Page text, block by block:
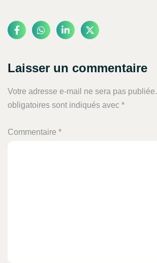
Laisser un commentaire
Votre adresse e-mail ne sera pas publiée.
obligatoires sont indiqués avec *
Commentaire *